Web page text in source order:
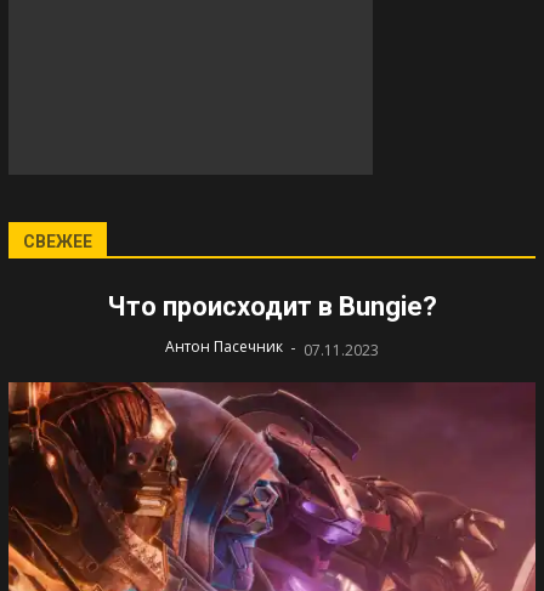
СВЕЖЕЕ
Что происходит в Bungie?
Антон Пасечник - 07.11.2023